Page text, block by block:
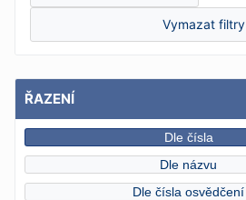
Vymazat filtry
ŘAZENÍ
Dle čísla
Dle názvu
Dle čísla osvědčení